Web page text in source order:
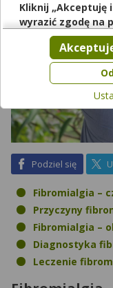
Podziel sięna
Fibromialgia –
Przyczyny
Fibromialgia –
Diagnostyka
Leczenie
Kliknij „Akceptuję
wyrazić zgodę na
partnerów
Pamiętaj, że
zgodę możesz w
zgodę na
celach. Jeżeli
przeprowadzić
dokonać za pomocą
zewnętrznych w
Serwisu.